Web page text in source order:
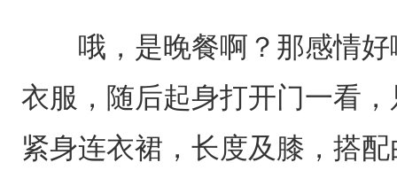
哦，是晚餐啊？那感情好
衣服，随后起身打开门一看
紧身连衣裙，长度及膝，搭